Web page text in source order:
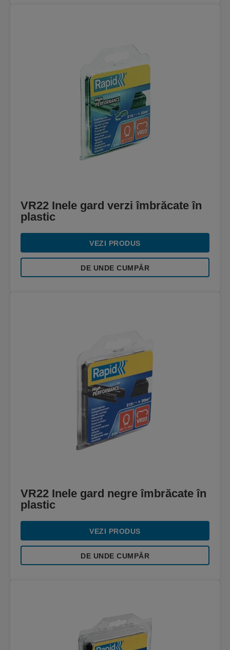
VR22 Inele gard verzi îmbrăcate în
plastic
VEZI PRODUS
DE UNDE CUMPĂR
VR22 Inele gard negre îmbrăcate în
plastic
VEZI PRODUS
DE UNDE CUMPĂR